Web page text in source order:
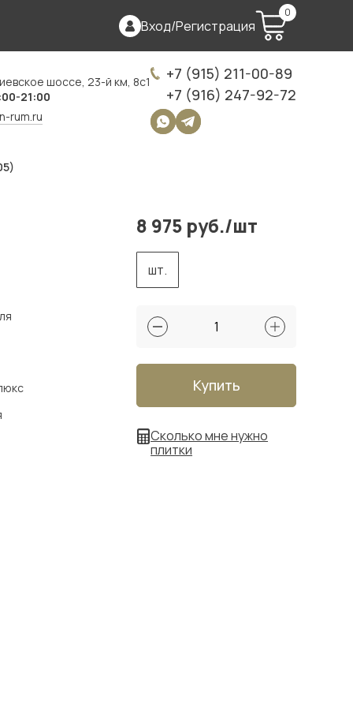
Вход/Регистрация
0
шоссе, 23-й км, 8с1
21:00
rum.ru
+7 (915) 211-00-89
+7 (916) 247-92-72
8 975 руб./шт
шт.
Купить
Сколько мне нужно
плитки